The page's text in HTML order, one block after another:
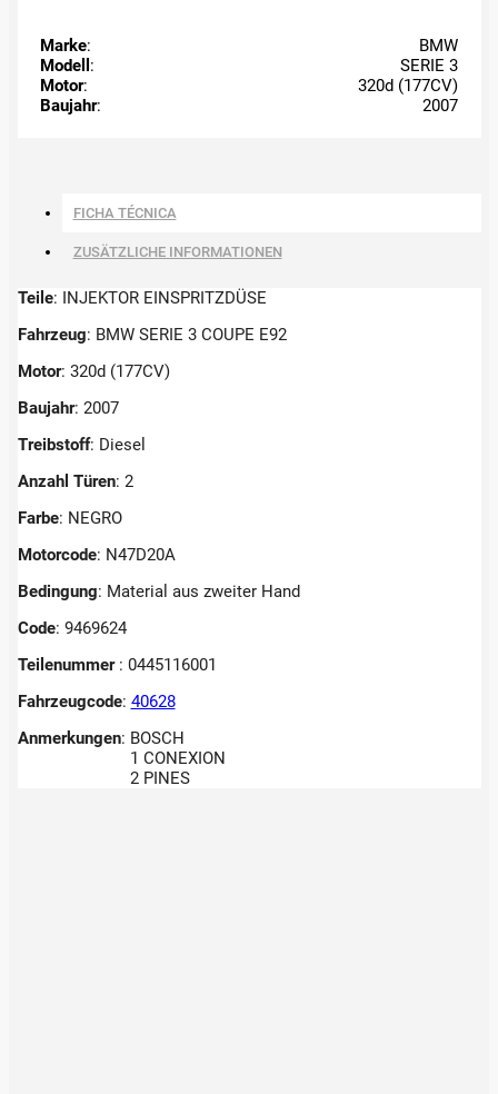
Marke:
BMW
Modell :
SERIE 3
Motor:
320d (177CV)
Baujahr: 2007
FICHA TÉCNICA
ZUSÄTZLICHE INFORMATIONEN
Teile: INJEKTOR EINSPRITZDÜSE
Fahrzeug: BMW SERIE 3 COUPE E92
Motor: 320d (177CV)
Baujahr: 2007
Treibstoff: Diesel
Anzahl Türen: 2
Farbe: NEGRO
Motorcode: N47D20A
Bedingung: Material aus zweiter Hand
Code: 9469624
Teilenummer : 0445116001
Fahrzeugcode: 40628
Anmerkungen: BOSCH
1 CONEXION
2 PINES